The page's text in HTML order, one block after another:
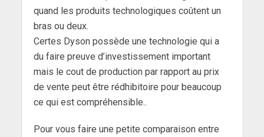
quand les produits technologiques coûtent un
bras ou deux.
Certes Dyson possède une technologie qui a
du faire preuve d’investissement important
mais le cout de production par rapport au prix
de vente peut être rédhibitoire pour beaucoup
ce qui est compréhensible..
Pour vous faire une petite comparaison entre